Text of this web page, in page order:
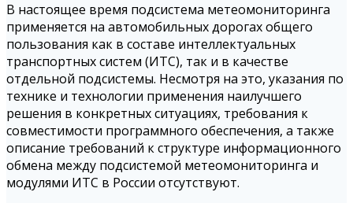
В настоящее время подсистема метеомониторинга
применяется на автомобильных дорогах общего
пользования как в составе интеллектуальных
транспортных систем (ИТС), так и в качестве
отдельной подсистемы. Несмотря на это, указания по
технике и технологии применения наилучшего
решения в конкретных ситуациях, требования к
совместимости программного обеспечения, а также
описание требований к структуре информационного
обмена между подсистемой метеомониторинга и
модулями ИТС в России отсутствуют.